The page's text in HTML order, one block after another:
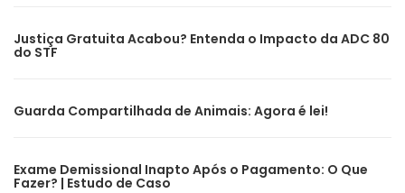
Justiça Gratuita Acabou? Entenda o Impacto da ADC 80
do STF
Guarda Compartilhada de Animais: Agora é lei!
Exame Demissional Inapto Após o Pagamento: O Que
Fazer? | Estudo de Caso